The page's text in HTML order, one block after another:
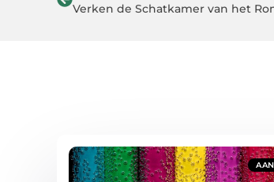
Verken de Schatkamer van het